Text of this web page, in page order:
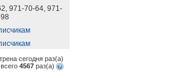
971-70-64, 971-
сегодня раз(a)
всего 4567 раз(a)